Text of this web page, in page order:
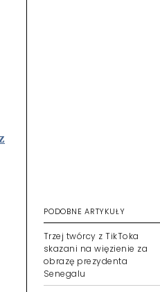
PODOBNE ARTYKUŁY
Trzej twórcy z TikToka
skazani na więzienie za
obrazę prezydenta
Senegalu